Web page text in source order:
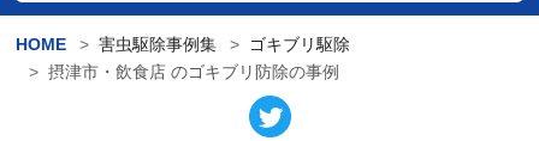
HOME 害虫駆除事例集
ゴキブリ駆除
摂津市・飲食店 のゴキブリ防除の事例